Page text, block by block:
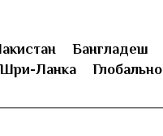
Бангладеш
Шри-Ланка Глобально